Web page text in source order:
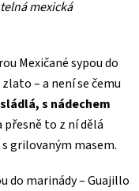
mexická
Mexičané sypou do
– a není se čemu
s nádechem
přesně to z ní dělá
grilovaným masem.
do marinády – Guajillo